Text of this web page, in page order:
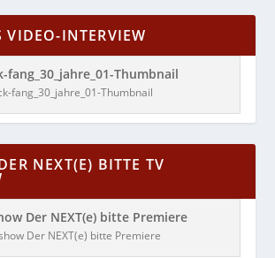
VIDEO-INTERVIEW
fang_30_jahre_01-Thumbnail
NEXT(E) BITTE TV
Der NEXT(e) bitte Premiere